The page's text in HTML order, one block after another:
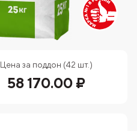
Цена за поддон (42 шт.)
58 170.00 ₽